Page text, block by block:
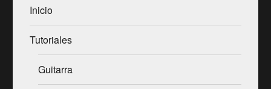
Inicio
Tutoriales
Guitarra